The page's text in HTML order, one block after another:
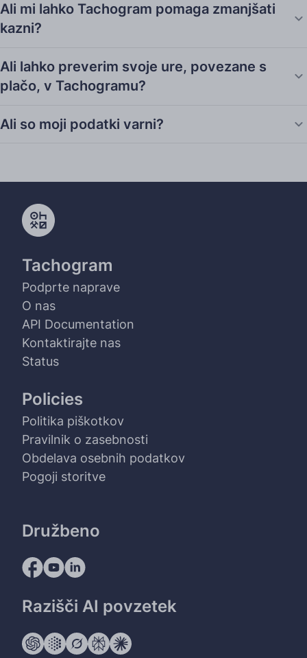
Ali mi lahko Tachogram pomaga zmanjšati
kazni?
Ali lahko preverim svoje ure, povezane s
plačo, v Tachogramu?
Ali so moji podatki varni?
Tachogram
Podprte naprave
O nas
API Documentation
Kontaktirajte nas
Status
Policies
Politika piškotkov
Pravilnik o zasebnosti
Obdelava osebnih podatkov
Pogoji storitve
Družbeno
Razišči AI povzetek